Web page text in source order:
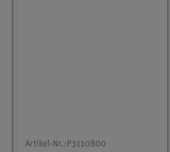
Artikel-Nr.: P3110800